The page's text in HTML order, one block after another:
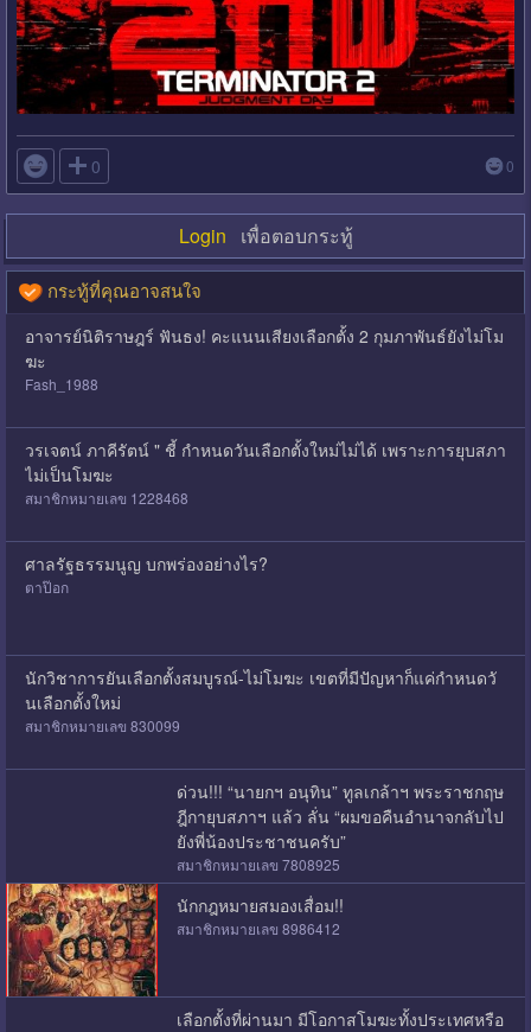
 0 0
Login เพื่อตอบกระทู้
กระทู้ที่คุณอาจสนใจ
อาจารย์นิติราษฎร์ ฟันธง! คะแนนเสียงเลือกตั้ง 2 กุมภาพันธ์ยังไม่โม
ฆะ
Fash_1988
วรเจตน์ ภาคีรัตน์ " ชี้ กำหนดวันเลือกตั้งใหม่ไม่ได้ เพราะการยุบสภา
ไม่เป็นโมฆะ
สมาชิกหมายเลข 1228468
ศาลรัฐธรรมนูญ บกพร่องอย่างไร?
ตาป๊อก
นักวิชาการยันเลือกตั้งสมบูรณ์-ไม่โมฆะ เขตที่มีปัญหาก็แค่กำหนดวั
นเลือกตั้งใหม่
สมาชิกหมายเลข 830099
ด่วน!!! “นายกฯ อนุทิน” ทูลเกล้าฯ พระราชกฤษ
ฎีกายุบสภาฯ แล้ว ลั่น “ผมขอคืนอำนาจกลับไป
ยังพี่น้องประชาชนครับ”
สมาชิกหมายเลข 7808925
นักกฎหมายสมองเสื่อม!!
สมาชิกหมายเลข 8986412
เลือกตั้งที่ผ่านมา มีโอกาสโมฆะทั้งประเทศหรือ